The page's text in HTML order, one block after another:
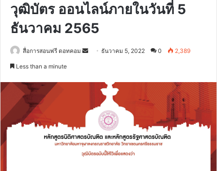
วุฒิบัตร ออนไลน์ภายในวันที่ 5
ธันวาคม 2565
สื่อการสอนฟรี ดอทคอม
Send ธันวาคม 5, 2022 0 2,389
Less than a minute